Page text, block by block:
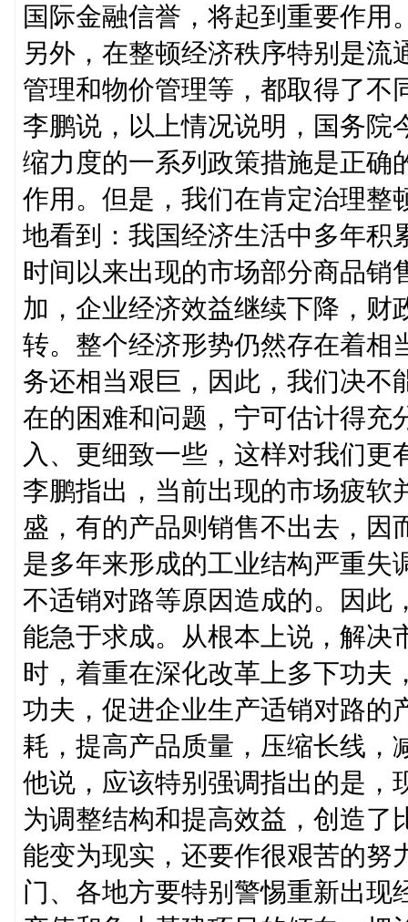
国际金融信誉，将起到重要作用
另外，在整顿经济秩序特别是
管理和物价管理等，都取得了不
李鹏说，以上情况说明，国务院
缩力度的一系列政策措施是正确
作用。但是，我们在肯定治理整
地看到：我国经济生活中多年积
时间以来出现的市场部分商品销
加，企业经济效益继续下降，财
转。整个经济形势仍然存在着相
务还相当艰巨，因此，我们决不
在的困难和问题，宁可估计得充
入、更细致一些，这样对我们更
李鹏指出，当前出现的市场疲软
盛，有的产品则销售不出去，因
是多年来形成的工业结构严重失
不适销对路等原因造成的。因此
能急于求成。从根本上说，解决
时，着重在深化改革上多下功夫
功夫，促进企业生产适销对路的
耗，提高产品质量，压缩长线，
他说，应该特别强调指出的是，
为调整结构和提高效益，创造了
能变为现实，还要作很艰苦的努
门、各地方要特别警惕重新出现